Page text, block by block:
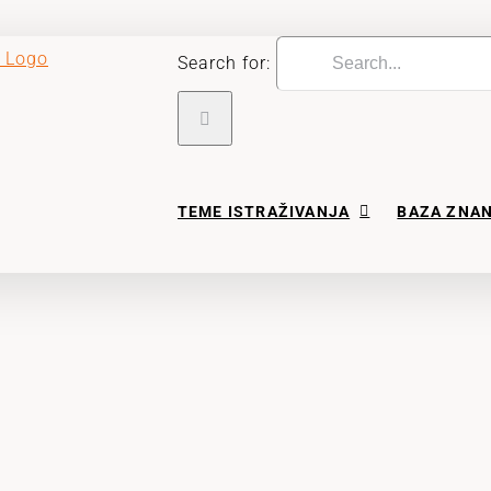
Search for:
TEME ISTRAŽIVANJA BAZA